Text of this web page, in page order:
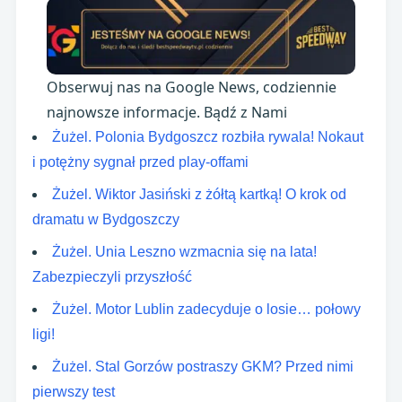
Obserwuj nas na Google News, codziennie
najnowsze informacje. Bądź z Nami
Żużel. Polonia Bydgoszcz rozbiła rywala! Nokaut
i potężny sygnał przed play-offami
Żużel. Wiktor Jasiński z żółtą kartką! O krok od
dramatu w Bydgoszczy
Żużel. Unia Leszno wzmacnia się na lata!
Zabezpieczyli przyszłość
Żużel. Motor Lublin zadecyduje o losie… połowy
ligi!
Żużel. Stal Gorzów postraszy GKM? Przed nimi
pierwszy test